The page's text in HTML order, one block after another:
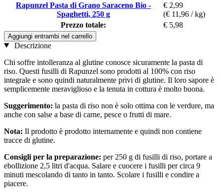
Rapunzel Pasta di Grano Saraceno Bio -
Spaghetti, 250 g
€ 2,99
(€ 11,96 / kg)
Prezzo totale:
€ 5,98
Aggiungi entrambi nel carrello
Descrizione
Chi soffre intolleranza al glutine conosce sicuramente la pasta di
riso. Questi fusilli di Rapunzel sono prodotti al 100% con riso
integrale e sono quindi naturalmente privi di glutine. Il loro sapore è
semplicemente meraviglioso e la tenuta in cottura è molto buona.
Suggerimento: la pasta di riso non è solo ottima con le verdure, ma
anche con salse a base di carne, pesce o frutti di mare.
Nota: Il prodotto è prodotto internamente e quindi non contiene
tracce di glutine.
Consigli per la preparazione: per 250 g di fusilli di riso, portare a
ebollizione 2,5 litri d'acqua. Salare e cuocere i fusilli per circa 9
minuti mescolando di tanto in tanto. Scolare i fusilli e condire a
piacere.